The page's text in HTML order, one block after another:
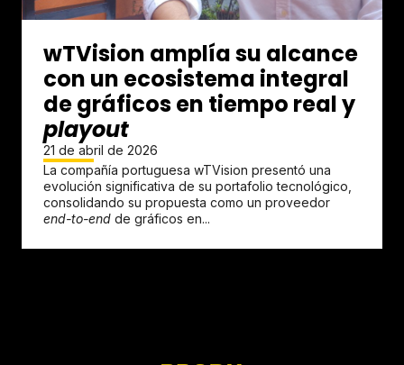
wTVision amplía su alcance
con un ecosistema integral
de gráficos en tiempo real y
playout
21 de abril de 2026
La compañía portuguesa wTVision presentó una
evolución significativa de su portafolio tecnológico,
consolidando su propuesta como un proveedor
end-to-end de gráficos en...